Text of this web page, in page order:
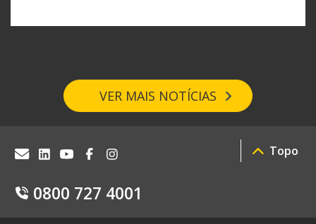
VER MAIS NOTÍCIAS
0800 727 4001
Topo